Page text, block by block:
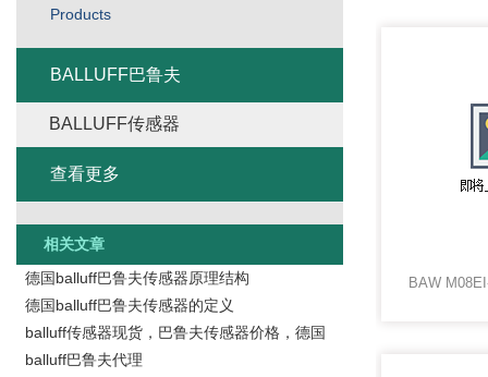
Products
BALLUFF巴鲁夫
BALLUFF传感器
查看更多
相关文章
德国balluff巴鲁夫传感器原理结构
德国balluff巴鲁夫传感器的定义
balluff传感器现货，巴鲁夫传感器价格，德国
balluff巴鲁夫代理